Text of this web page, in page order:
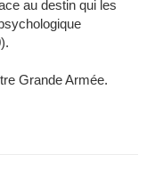
au destin qui les
Grande Armée.